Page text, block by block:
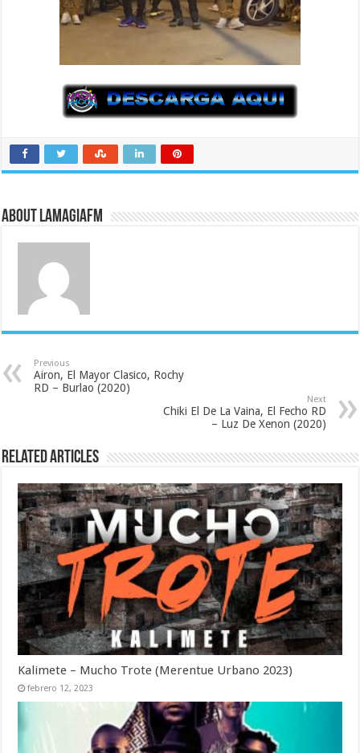
About LaMagiaFM
Previous
Airon, El Mayor Clasico, Rochy
RD – Burlao (2020)
Next
Chiki El De La Vaina, El Fecho RD
– Luz De Xenon (2020)
Related Articles
Kalimete – Mucho Trote (Merentue Urbano 2023)
febrero 12, 2023